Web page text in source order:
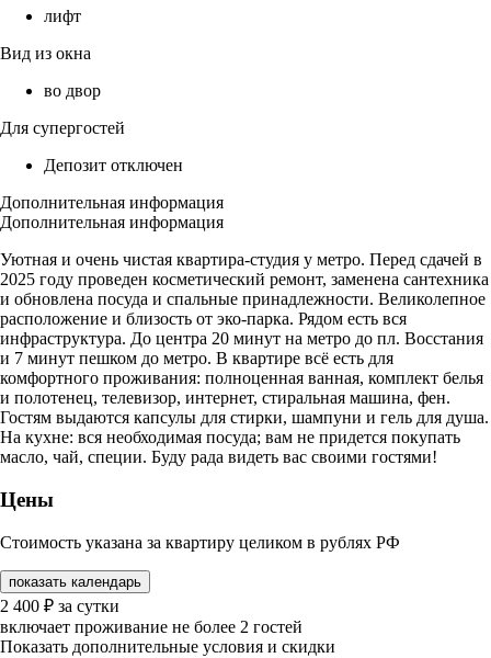
лифт
Вид из окна
во двор
Для супергостей
Депозит отключен
Дополнительная информация
Дополнительная информация
Уютная и очень чистая квартира-студия у метро. Перед сдачей в
2025 году проведен косметический ремонт, заменена сантехника
и обновлена посуда и спальные принадлежности. Великолепное
расположение и близость от эко-парка. Рядом есть вся
инфраструктура. До центра 20 минут на метро до пл. Восстания
и 7 минут пешком до метро. В квартире всё есть для
комфортного проживания: полноценная ванная, комплект белья
и полотенец, телевизор, интернет, стиральная машина, фен.
Гостям выдаются капсулы для стирки, шампуни и гель для душа.
На кухне: вся необходимая посуда; вам не придется покупать
масло, чай, специи. Буду рада видеть вас своими гостями!
Цены
Стоимость указана за квартиру целиком в рублях РФ
показать календарь
2 400 ₽ за сутки
включает проживание не более 2 гостей
Показать дополнительные условия и скидки